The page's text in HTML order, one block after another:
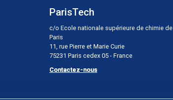
ParisTech
c/o Ecole nationale supérieure de chimie de
Paris
11, rue Pierre et Marie Curie
75231 Paris cedex 05 - France
Contactez-nous